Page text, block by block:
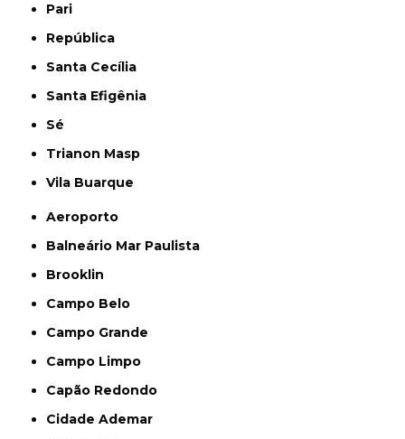
Pari
República
Santa Cecília
Santa Efigênia
Sé
Trianon Masp
Vila Buarque
Aeroporto
Balneário Mar Paulista
Brooklin
Campo Belo
Campo Grande
Campo Limpo
Capão Redondo
Cidade Ademar